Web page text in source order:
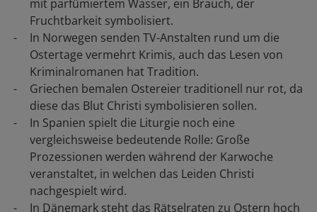
mit parfümiertem Wasser, ein Brauch, der
Fruchtbarkeit symbolisiert.
In Norwegen senden TV-Anstalten rund um die
Ostertage vermehrt Krimis, auch das Lesen von
Kriminalromanen hat Tradition.
Griechen bemalen Ostereier traditionell nur rot, da
diese das Blut Christi symbolisieren sollen.
In Spanien spielt die Liturgie noch eine
vergleichsweise bedeutende Rolle: Große
Prozessionen werden während der Karwoche
veranstaltet, in welchen das Leiden Christi
nachgespielt wird.
In Dänemark steht das Rätselraten zu Ostern hoch